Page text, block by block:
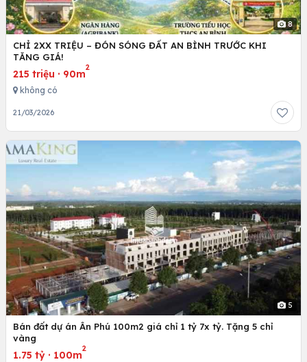
8
CHỈ 2XX TRIỆU – ĐÓN SÓNG ĐẤT AN BÌNH TRƯỚC KHI
TĂNG GIÁ!
215 triệu · 90m
2
không có
21/03/2026
5
Bán đất dự án Ân Phú 100m2 giá chỉ 1 tỷ 7x tỷ. Tặng 5 chỉ
vàng
1.75 tỷ · 100m
2